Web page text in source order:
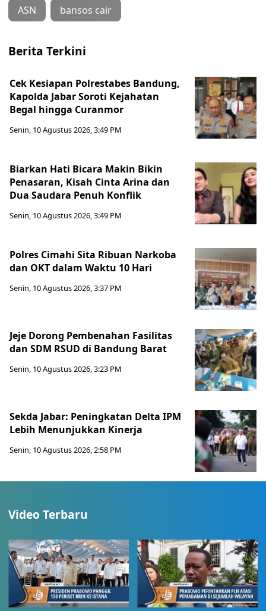
ASN bansos cair
Berita Terkini
Cek Kesiapan Polrestabes Bandung,
Kapolda Jabar Soroti Kejahatan
Begal hingga Curanmor
Senin, 10 Agustus 2026, 3:49 PM
Biarkan Hati Bicara Makin Bikin
Penasaran, Kisah Cinta Arina dan
Dua Saudara Penuh Konflik
Senin, 10 Agustus 2026, 3:49 PM
Polres Cimahi Sita Ribuan Narkoba
dan OKT dalam Waktu 10 Hari
Senin, 10 Agustus 2026, 3:37 PM
Jeje Dorong Pembenahan Fasilitas
dan SDM RSUD di Bandung Barat
Senin, 10 Agustus 2026, 3:23 PM
Sekda Jabar: Peningkatan Delta IPM
Lebih Menunjukkan Kinerja
Senin, 10 Agustus 2026, 2:58 PM
Video Terbaru